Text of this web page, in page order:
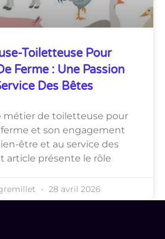
Toiletteuse Pour
Ferme : Une Passion
Des Bêtes
métier de toiletteuse pour
et son engagement
être et au service des
article présente le rôle
28 avril 2026